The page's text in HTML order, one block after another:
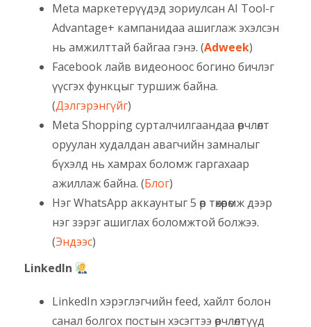
Meta маркетерүүдэд зориулсан AI Tool-г
Advantage+ кампанидаа ашиглаж эхэлсэн
нь амжилттай байгаа гэнэ. (Adweek)
Facebook лайв видеоноос богино бичлэг
үүсгэх функцыг туршиж байна.
(Дэлгэрэнгүйг)
Meta Shopping сурталчилгаандаа өөрчлөлт
оруулан худалдан авагчийн замналыг
бүхэлд нь хамрах боломж гаргахаар
ажиллаж байна. (Блог)
Нэг WhatsApp аккаунтыг 5 өөр төхөөрөмж дээр
нэг зэрэг ашиглах боломжтой болжээ.
(Эндээс)
LinkedIn
LinkedIn хэрэглэгчийн feed, хайлт болон
санал болгох постын хэсэгтээ өөрчлөлтүүд